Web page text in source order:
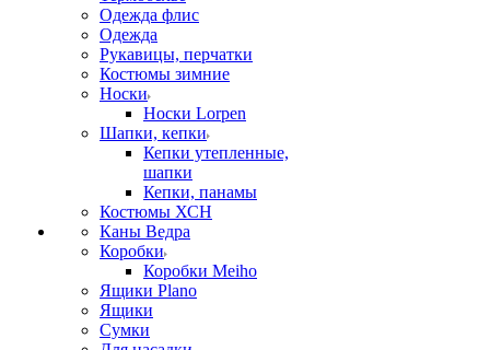
Одежда флис
Одежда
Рукавицы, перчатки
Костюмы зимние
Носки
Носки Lorpen
Шапки, кепки
Кепки утепленные,
шапки
Кепки, панамы
Костюмы ХСН
Каны Ведра
Коробки
Коробки Meiho
Ящики Plano
Ящики
Сумки